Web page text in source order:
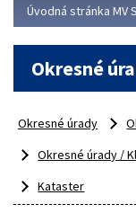
Viac
Úvodná stránka MV
Okresné
Okresné úrady
Okresné úrady /
Kataster